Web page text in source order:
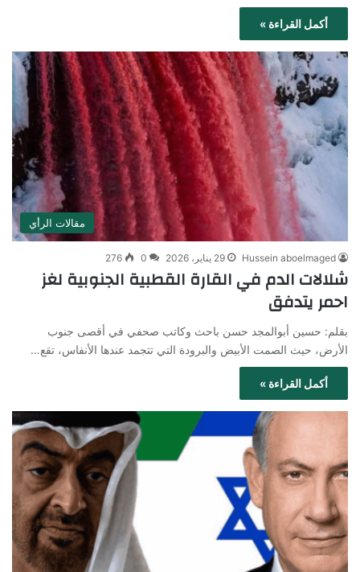
أكمل القراءة »
مقالات الرأي
Hussein aboelmaged 29 يناير، 2026 0
276
شلالات الدم في القارة القطبية الجنوبية لغز
احمر يتدفق
بقلم: حسين أبوالمجد حسن باحث وكاتب صحفي في أقصى جنوب
الأرض، حيث الصمت الأبيض والبرودة التي تتجمد عندها الأنفاس، تقع…
أكمل القراءة »